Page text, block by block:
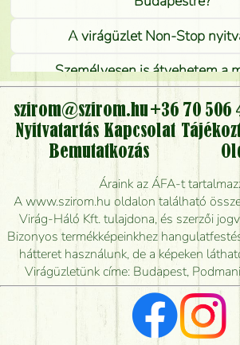
A virágüzlet Non-Stop
Személyesen is átvehetem a
virágcsokrot, vagy csak
kérhető?
Vidékre is lehet
Meddig rendelhetek virágküldést
kiszállítsák?
Mennyire gyorsan tudják
mikor tudják leghamarabb
Vörös rózsát keresek, van
Milyen visszajelzést kapok a
szirom@szirom.hu+36 70 506
Nyitvatartás Kapcsolat
Bemutatkozás
Áraink az ÁFA-t
A www.szirom.hu oldalon található
Virág-Háló Kft. tulajdona, és szerzői
Bizonyos termékképeinkhez
hátteret használunk, de a képeken
Virágüzletünk címe: Budapest,